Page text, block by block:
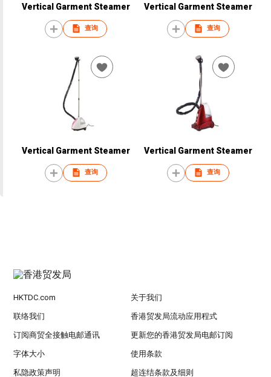
Vertical Garment Steamer
查询
Vertical Garment Steamer
查询
Vertical Garment Steamer
查询
Vertical Garment Steamer
查询
HKTDC.com 关于我们
联络我们 香港贸发局流动应用程式
订阅商贸全接触电邮通讯 更新您的香港贸发局电邮订阅
字体大小 使用条款
私隐政策声明 超连结条款及细则